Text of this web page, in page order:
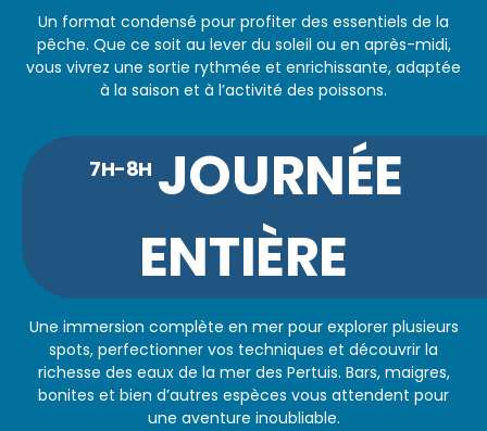
Un format condensé pour profiter des essentiels de la
pêche. Que ce soit au lever du soleil ou en après-midi,
vous vivrez une sortie rythmée et enrichissante, adaptée
à la saison et à l’activité des poissons.
7H-8H JOURNÉE
ENTIÈRE
Une immersion complète en mer pour explorer plusieurs
spots, perfectionner vos techniques et découvrir la
richesse des eaux de la mer des Pertuis. Bars, maigres,
bonites et bien d’autres espèces vous attendent pour
une aventure inoubliable.